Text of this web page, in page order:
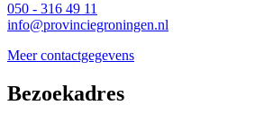
050 - 316 49 11
info@provinciegroningen.nl
Meer contactgegevens
Bezoekadres